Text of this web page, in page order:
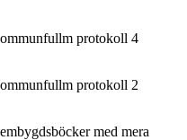
protokoll 4
protokoll 2
med mera